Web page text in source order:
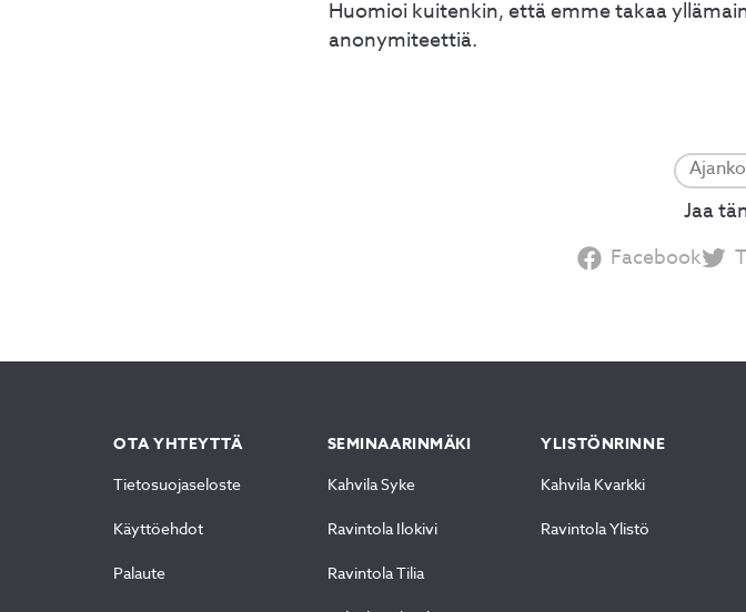
Huomioi kuitenkin, että emme takaa
anonymiteettiä.
Jaa
Facebook
OTA YHTEYTTÄ
Tietosuojaseloste
Käyttöehdot
Palaute
SEMINAARINMÄKI
Kahvila Syke
Ravintola Ilokivi
Ravintola Tilia
YLISTÖNRINNE
Kahvila Kvarkki
Ravintola Ylistö